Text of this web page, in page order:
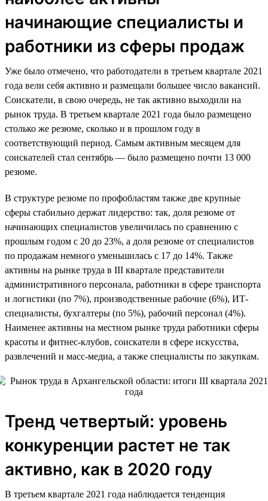
начинающие специалисты и
работники из сферы продаж
Уже было отмечено, что работодатели в третьем квартале 2021
года вели себя активно и размещали большее число вакансий.
Соискатели, в свою очередь, не так активно выходили на
рынок труда. В третьем квартале 2021 года было размещено
столько же резюме, сколько и в прошлом году в
соответствующий период. Самым активным месяцем для
соискателей стал сентябрь — было размещено почти 13 000
резюме.
В структуре резюме по профобластям также две крупные
сферы стабильно держат лидерство: так, доля резюме от
начинающих специалистов увеличилась по сравнению с
прошлым годом c 20 до 23%, а доля резюме от специалистов
по продажам немного уменьшилась с 17 до 14%. Также
активны на рынке труда в III квартале представители
административного персонала, работники в сфере транспорта
и логистики (по 7%), производственные рабочие (6%), ИТ-
специалисты, бухгалтеры (по 5%), рабочий персонал (4%).
Наименее активны на местном рынке труда работники сферы
красоты и фитнес-клубов, соискатели в сфере искусства,
развлечений и масс-медиа, а также специалисты по закупкам.
Тренд четвертый: уровень
конкуренции растет не так
активно, как в 2020 году
В третьем квартале 2021 года наблюдается тенденция